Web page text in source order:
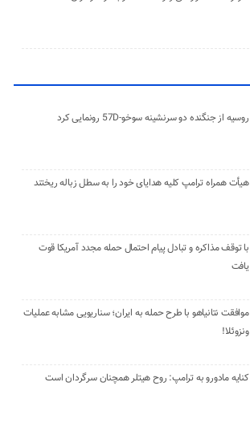
روسیه از جنگنده دو سرنشینه سوخو-57D رونمایی کرد
هیأت همراه ترامپ کلیه هدایای خود را به سطل زباله ریختند
با توقف مذاکره و تبادل پیام احتمال حمله مجدد آمریکا قوت
یافت
موافقت نتانیاهو با طرح حمله به ایران؛ سناریویی مشابه عملیات
ونزوئلا!
کنایه مادورو به ترامپ: روح هیتلر همچنان سرگردان است